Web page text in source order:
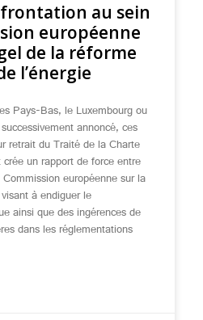
au sein
européenne
de la réforme
l’énergie
Pays-Bas, le Luxembourg ou
annoncé, ces
retrait du Traité de la Charte
un rapport de force entre
européenne sur la
à endiguer le
ainsi que des ingérences de
dans les réglementations